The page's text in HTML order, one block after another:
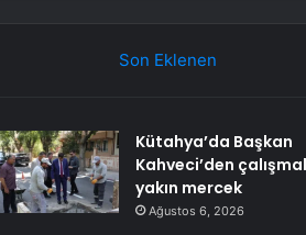
Son Eklenen
Kütahya’da Başkan
Kahveci’den
yakın mercek
Ağustos 6, 2026